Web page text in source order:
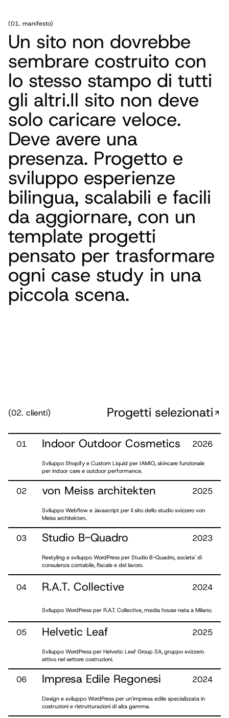
(01. manifesto)
Un sito non dovrebbe
sembrare costruito con
lo stesso stampo di tutti
gli altri.Il sito non deve
solo caricare veloce.
Deve avere una
presenza. Progetto e
sviluppo esperienze
bilingua, scalabili e facili
da aggiornare, con un
template progetti
pensato per trasformare
ogni case study in una
piccola scena.
(02. clienti) Progetti selezionati
01 Indoor Outdoor Cosmetics
Sviluppo Shopify e Custom Liquid per IAMIO, skincare funzionale
per indoor care e outdoor performance.
2026
02 von Meiss architekten
Sviluppo Webflow e Javascript per il sito dello studio svizzero von
Meiss architekten.
2025
03 Studio B-Quadro
Restyling e sviluppo WordPress per Studio B-Quadro, societa' di
consulenza contabile, fiscale e del lavoro.
2023
04 R.A.T. Collective
Sviluppo WordPress per R.A.T. Collective, media house nata a Milano.
2024
05 Helvetic Leaf
Sviluppo WordPress per Helvetic Leaf Group SA, gruppo svizzero
attivo nel settore costruzioni.
2025
06 Impresa Edile Regonesi
Design e sviluppo WordPress per un'impresa edile specializzata in
costruzioni e ristrutturazioni di alta gamma.
2024